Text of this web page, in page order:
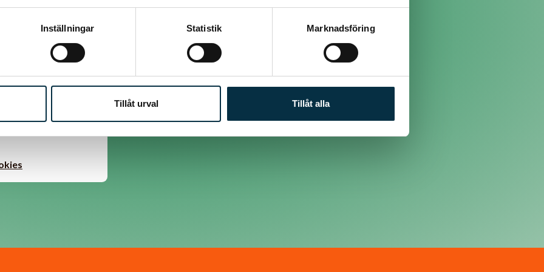
Inställningar Statistik Marknadsföring
Tillåt urval Tillåt alla
att jag gjorde för fel?